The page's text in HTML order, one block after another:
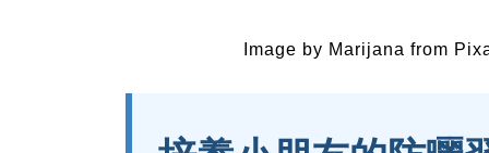
Image by Marijana from